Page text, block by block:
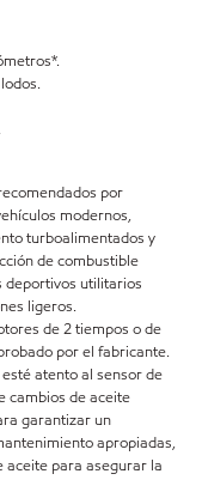
por
modernos,
turboalimentados y
de combustible
deportivos utilitarios
ligeros.
de 2 tiempos o de
por el fabricante.
atento al sensor de
cambios de aceite
garantizar un
apropiadas,
aceite para asegurar la